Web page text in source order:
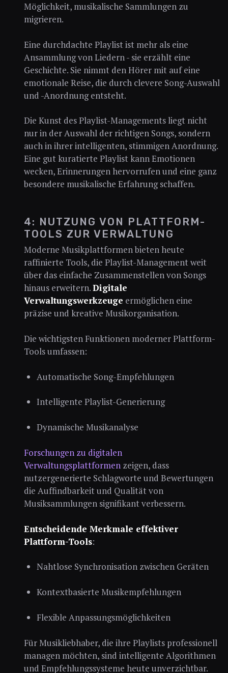
Möglichkeit, musikalische Sammlungen zu
migrieren.
Eine durchdachte Playlist ist mehr als eine
Ansammlung von Liedern - sie erzählt eine
Geschichte. Sie nimmt den Hörer mit auf eine
emotionale Reise, die durch clevere Song-Auswahl
und -Anordnung entsteht.
Die Kunst des Playlist-Managements liegt nicht
nur in der Auswahl der richtigen Songs, sondern
auch in ihrer intelligenten, stimmigen Anordnung.
Eine gut kuratierte Playlist kann Emotionen
wecken, Erinnerungen hervorrufen und eine ganz
besondere musikalische Erfahrung schaffen.
4: NUTZUNG VON PLATTFORM-
TOOLS ZUR VERWALTUNG
Moderne Musikplattformen bieten heute
raffinierte Tools, die Playlist-Management weit
über das einfache Zusammenstellen von Songs
hinaus erweitern.Digitale
Verwaltungswerkzeuge ermöglichen eine
präzise und kreative Musikorganisation.
Die wichtigsten Funktionen moderner Plattform-
Tools umfassen:
Automatische Song-Empfehlungen
Intelligente Playlist-Generierung
Dynamische Musikanalyse
Forschungen zu digitalen
Verwaltungsplattformenzeigen, dass
nutzergenerierte Schlagworte und Bewertungen
die Auffindbarkeit und Qualität von
Musiksammlungen signifikant verbessern.
Entscheidende Merkmale effektiver
Plattform-Tools:
Nahtlose Synchronisation zwischen Geräten
Kontextbasierte Musikempfehlungen
Flexible Anpassungsmöglichkeiten
Für Musikliebhaber, die ihre Playlists professionell
managen möchten, sind intelligente Algorithmen
und Empfehlungssysteme heute unverzichtbar.